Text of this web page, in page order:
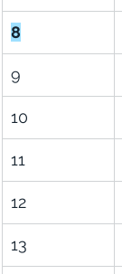
8
9
10
11
12
13